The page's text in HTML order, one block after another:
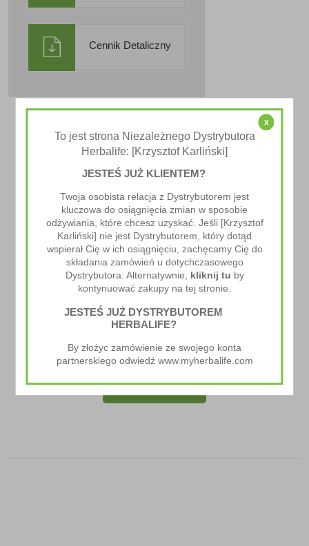
Cennik Detaliczny
Formuła 2 Zestaw Witamin I Minerałów Dla Mężczyzn
113.00zł
x
To jest strona Niezależnego Dystrybutora
Herbalife: [Krzysztof Karliński]
JESTEŚ JUŻ KLIENTEM?
Twoja osobista relacja z Dystrybutorem jest
kluczowa do osiągnięcia zmian w sposobie
odżywiania, które chcesz uzyskać. Jeśli [Krzysztof
Karliński] nie jest Dystrybutorem, który dotąd
wspierał Cię w ich osiągnięciu, zachęcamy Cię do
składania zamówień u dotychczasowego
Dystrybutora. Alternatywnie, kliknij tu by
kontynuować zakupy na tej stronie.
JESTEŚ JUŻ DYSTRYBUTOREM
HERBALIFE?
By złożyc zamówienie ze swojego konta
partnerskiego odwiedź www.myherbalife.com